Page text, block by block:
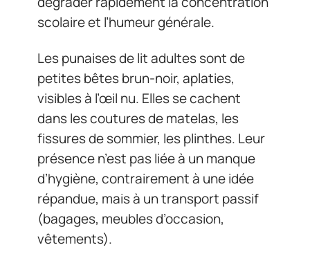
scolaire et l’humeur générale.
Les punaises de lit adultes sont de
petites bêtes brun-noir, aplaties,
visibles à l’œil nu. Elles se cachent
dans les coutures de matelas, les
fissures de sommier, les plinthes. Leur
présence n’est pas liée à un manque
d’hygiène, contrairement à une idée
répandue, mais à un transport passif
(bagages, meubles d’occasion,
vêtements).